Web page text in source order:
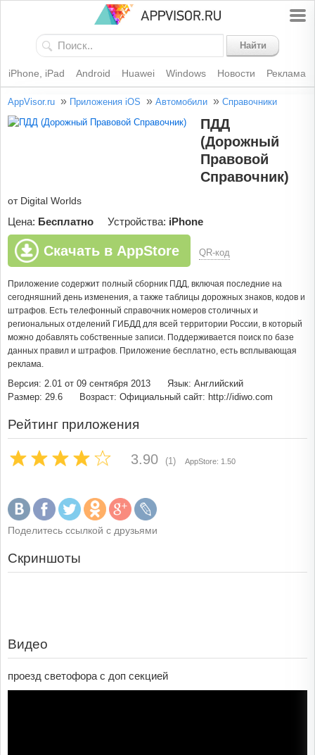
Найти
iPhone, iPad Android Huawei Windows Новости Реклама
AppVisor.ru » Приложения iOS » Автомобили » Справочники
ПДД
(Дорожный
Правовой
Справочник)
от Digital Worlds
Цена: Бесплатно Устройства: iPhone
Скачать в AppStore QR-код
Приложение содержит полный сборник ПДД, включая последние на
сегодняшний день изменения, а также таблицы дорожных знаков, кодов и
штрафов. Есть телефонный справочник номеров столичных и
региональных отделений ГИБДД для всей территории России, в который
можно добавлять собственные записи. Поддерживается поиск по базе
данных правил и штрафов. Приложение бесплатно, есть всплывающая
реклама.
Версия: 2.01 от 09 сентября 2013
Язык: Английский
Размер: 29.6
Возраст: Официальный сайт: http://idiwo.com
Рейтинг приложения
3.90 (1) AppStore: 1.50
Поделитесь ссылкой с друзьями
Скриншоты
Видео
проезд светофора с доп секцией